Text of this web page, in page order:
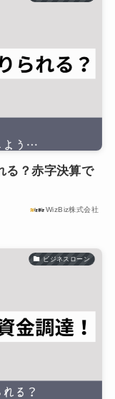
る？赤字決算で
WizBiz株式会社
ビジネスローン